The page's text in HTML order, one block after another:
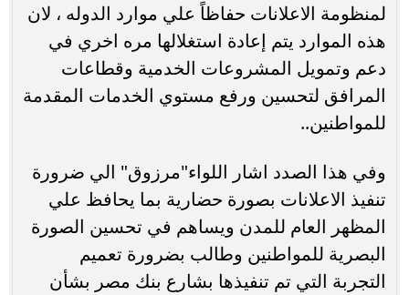
لمنظومة الاعلانات حفاظاً علي موارد الدوله ، لان
هذه الموارد يتم إعادة استغلالها مره اخري في
دعم وتمويل المشروعات الخدمية وقطاعات
المرافق لتحسين ورفع مستوي الخدمات المقدمة
للمواطنين..
وفي هذا الصدد اشار اللواء"مرزوق" الي ضرورة
تنفيذ الاعلانات بصورة حضارية بما يحافظ علي
المظهر العام للمدن ويساهم في تحسين الصورة
البصرية للمواطنين وطالب بضرورة تعميم
التجربة التي تم تنفيذها بشارع بنك مصر بشأن